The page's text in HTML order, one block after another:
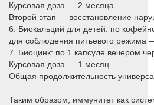
Курсовая доза — 2 месяца.
Второй этап — восстановление
6. Биокальций для детей: по
для соблюдения питьевого режима
7. Биоцинк: по 1 капсуле вечером
Курсовая доза — 1 месяц.
Общая продолжительность
Таким образом, иммунитет как